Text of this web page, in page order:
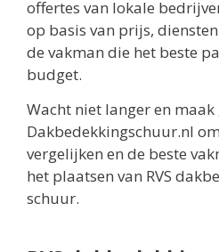
offertes van lokale
op basis van prijs,
de vakman die het beste
budget.
Wacht niet langer en
Dakbedekkingschuur.nl
vergelijken en de beste
het plaatsen van RVS
schuur.